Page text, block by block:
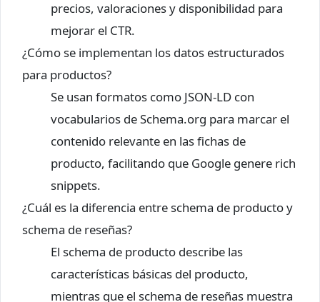
precios, valoraciones y disponibilidad para
mejorar el CTR.
¿Cómo se implementan los datos estructurados
para productos?
Se usan formatos como JSON-LD con
vocabularios de Schema.org para marcar el
contenido relevante en las fichas de
producto, facilitando que Google genere rich
snippets.
¿Cuál es la diferencia entre schema de producto y
schema de reseñas?
El schema de producto describe las
características básicas del producto,
mientras que el schema de reseñas muestra